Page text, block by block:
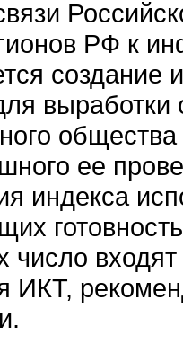
РФ к
выработки
ее
индекса
число
ИКТ,